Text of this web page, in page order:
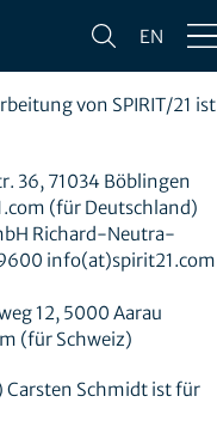
EN
von SPIRIT/21 ist
36, 71034 Böblingen
(für Deutschland)
Richard-Neutra-
info(at)spirit21.com
12, 5000 Aarau
(für Schweiz)
Carsten Schmidt ist für